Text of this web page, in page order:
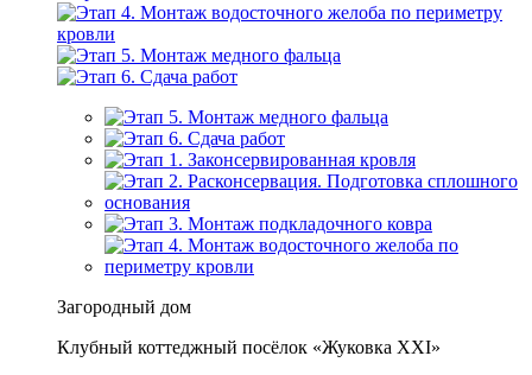
Загородный дом
Клубный коттеджный посёлок «Жуковка XXI»